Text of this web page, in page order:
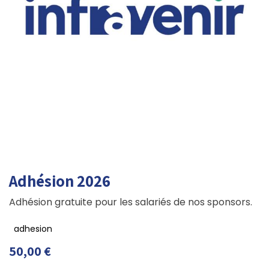
Adhésion 2026
Adhésion gratuite pour les salariés de nos sponsors.
adhesion
50,00€